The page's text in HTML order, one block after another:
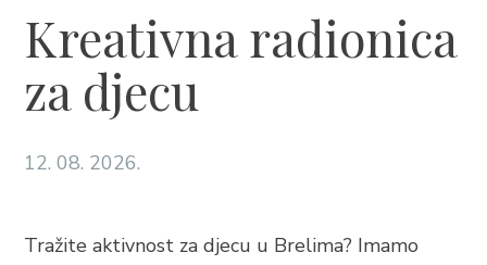
+385 21 618 455
+385 21 618 337
info@brela.hr
Kontaktirajte nas
Kreativna radionica
za djecu
12. 08. 2026.
Tražite aktivnost za djecu u Brelima? Imamo